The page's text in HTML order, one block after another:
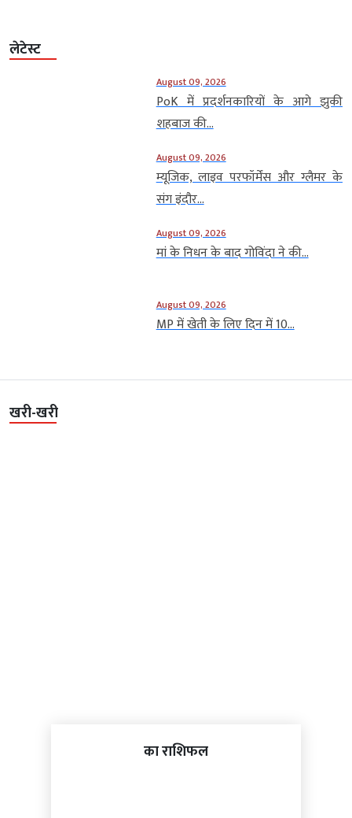
लेटेस्ट
August 09, 2026
PoK में प्रदर्शनकारियों के आगे झुकी
शहबाज की...
August 09, 2026
म्यूजिक, लाइव परफॉर्मेंस और ग्लैमर के
संग इंदौर...
August 09, 2026
मां के निधन के बाद गोविंदा ने की...
August 09, 2026
MP में खेती के लिए दिन में 10...
खरी-खरी
का राशिफल